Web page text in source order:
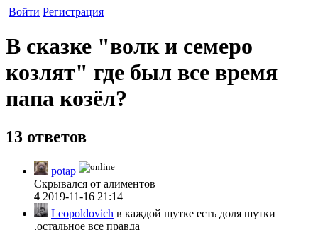
Войти Регистрация
В сказке "волк и семеро
козлят" где был все время
папа козёл?
13 ответов
potap
Скрывался от алиментов
4 2019-11-16 21:14
Leopoldovich в каждой шутке есть доля шутки
,остальное все правда